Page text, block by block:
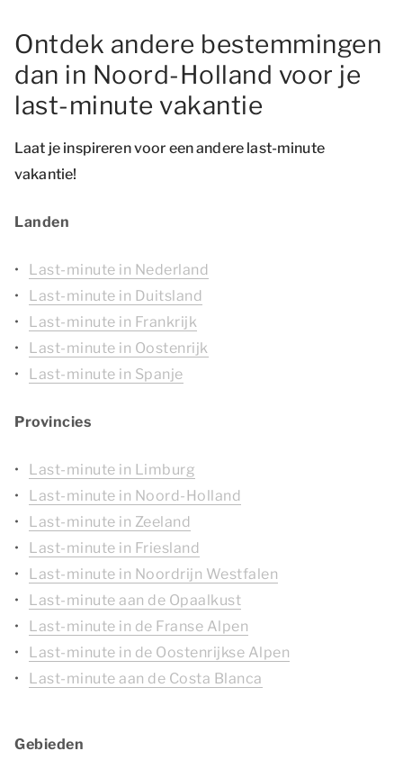
Ontdek andere bestemmingen
dan in Noord-Holland voor je
last-minute vakantie
Laat je inspireren voor een andere last-minute
vakantie!
Landen
Last-minute in Nederland
Last-minute in Duitsland
Last-minute in Frankrijk
Last-minute in Oostenrijk
Last-minute in Spanje
Provincies
Last-minute in Limburg
Last-minute in Noord-Holland
Last-minute in Zeeland
Last-minute in Friesland
Last-minute in Noordrijn Westfalen
Last-minute aan de Opaalkust
Last-minute in de Franse Alpen
Last-minute in de Oostenrijkse Alpen
Last-minute aan de Costa Blanca
Gebieden